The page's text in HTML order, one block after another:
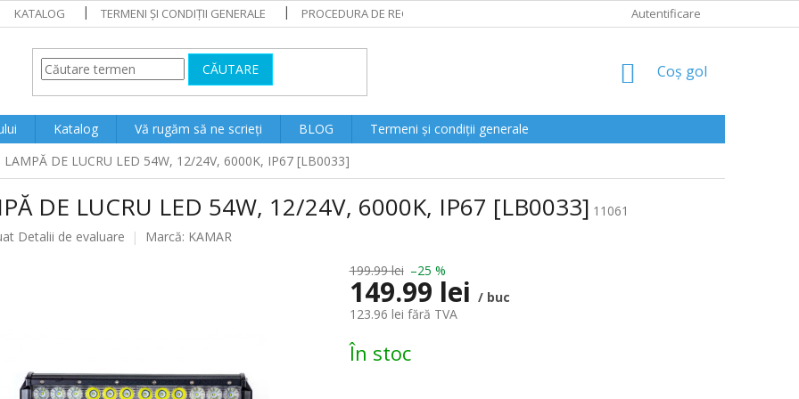
KATALOG TERMENI ȘI CONDIȚII GENERALE PROCEDURA DE RECLAMAȚII Autentificare
CĂUTARE
COŞ
CUMPĂRĂTURI
Coş gol
Katalog Vă rugăm să ne scrieți BLOG
Termeni și condiții generale
LAMPĂ DE LUCRU LED 54W, 12/24V, 6000K, IP67 [LB0033]
DE LUCRU LED 54W, 12/24V, 6000K, IP67 [LB0033] 11061
Detalii de evaluare Marcă: KAMAR
199.99 lei –25 %
149.99 lei / buc
123.96 lei fără TVA
Evaluare
preţ:
În stoc